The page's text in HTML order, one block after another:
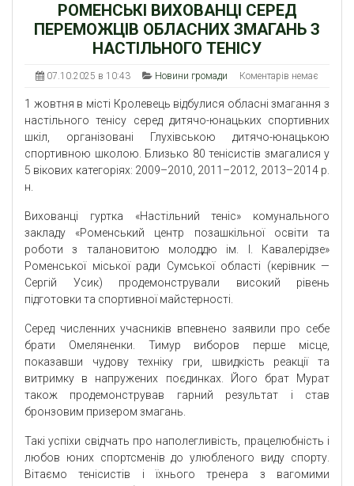
РОМЕНСЬКІ ВИХОВАНЦІ СЕРЕД
ПЕРЕМОЖЦІВ ОБЛАСНИХ ЗМАГАНЬ З
НАСТІЛЬНОГО ТЕНІСУ
07.10.2025 в 10:43 Новини громади Коментарів немає
1 жовтня в місті Кролевець відбулися обласні змагання з
настільного тенісу серед дитячо-юнацьких спортивних
шкіл, організовані Глухівською дитячо-юнацькою
спортивною школою. Близько 80 тенісистів змагалися у
5 вікових категоріях: 2009–2010, 2011–2012, 2013–2014 р.
н.
Вихованці гуртка «Настільний теніс» комунального
закладу «Роменський центр позашкільної освіти та
роботи з талановитою молоддю ім. І. Кавалерідзе»
Роменської міської ради Сумської області (керівник —
Сергій Усик) продемонстрували високий рівень
підготовки та спортивної майстерності.
Серед численних учасників впевнено заявили про себе
брати Омеляненки. Тимур виборов перше місце,
показавши чудову техніку гри, швидкість реакції та
витримку в напружених поєдинках. Його брат Мурат
також продемонстрував гарний результат і став
бронзовим призером змагань.
Такі успіхи свідчать про наполегливість, працелюбність і
любов юних спортсменів до улюбленого виду спорту.
Вітаємо тенісистів і їхнього тренера з вагомими